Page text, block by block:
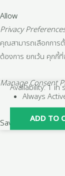
Allow
Privacy
คุณสามารถเลือกการ
ต้องการ ยกเว้น คุกกี้ที่
Manage Consent
Always
Save
Availability:1 in
ฝา
ครอบ
พี
ADD TO